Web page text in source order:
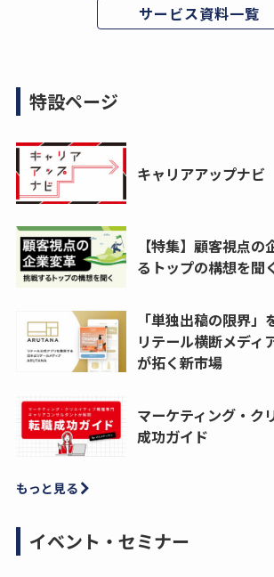
サービス資料一覧
特設ページ
キャリアアップナビ
【特集】顧客視点
るトップの構想を聞
「単独出稿の限界
リテール横断メディ
が拓く新市場
マーケティング・ク
成功ガイド
もっと見る
イベント・セミナー